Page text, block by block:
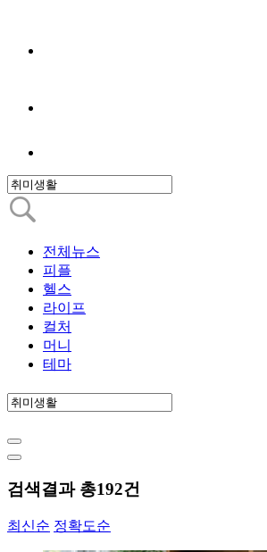
전체뉴스
피플
헬스
라이프
컬처
머니
테마
검색결과 총192건
최신순 정확도순